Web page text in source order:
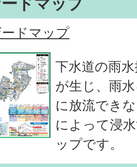
ドマップ
下水道の雨
が生じ、雨
に放流でき
によって浸
ップです。